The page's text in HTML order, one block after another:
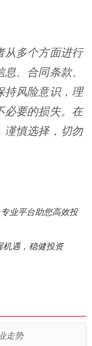
从多个方面进行
、合同条款、
持风险意识，理
必要的损失。在
谨慎选择，切勿
业平台助您高效投
遇，稳健投资
走势